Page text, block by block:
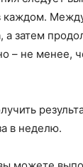
каждом.
а затем
– не менее,
в неделю.